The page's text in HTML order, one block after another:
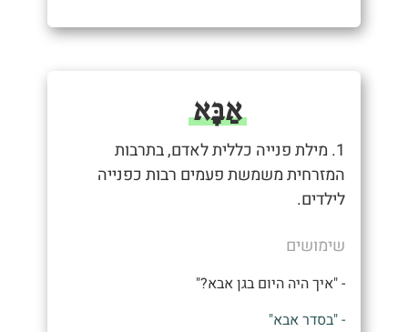
אַבָּא
1. מילת פנייה כללית לאדם, בתרבות
המזרחית משמשת פעמים רבות כפנייה
לילדים.
שימושים
- "איך היה היום בגן אבא?"
- "בסדר אבא"